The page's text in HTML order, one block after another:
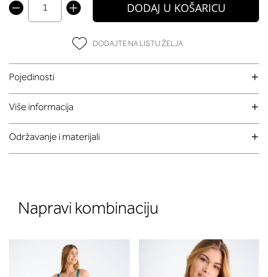
DODAJ U KOŠARICU
DODAJTE NA LISTU ŽELJA
Pojedinosti
Više informacija
Održavanje i materijali
Napravi kombinaciju